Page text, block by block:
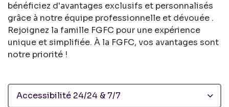
bénéficiez d'avantages exclusifs et personnalisés
grâce à notre équipe professionnelle et dévouée .
Rejoignez la famille FGFC pour une expérience
unique et simplifiée. À la FGFC, vos avantages sont
notre priorité !
Accessibilité 24/24 & 7/7